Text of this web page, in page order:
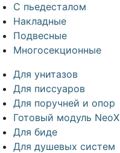
С пьедесталом
Накладные
Подвесные
Многосекционные
Для унитазов
Для писсуаров
Для поручней и опор
Готовый модуль NeoX
Для биде
Для душевых систем